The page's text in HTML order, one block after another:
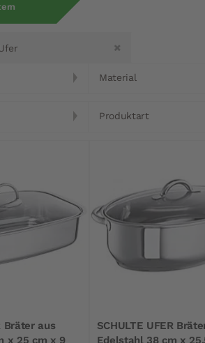
Material
Produktart
Bräter aus
x 25 cm x 9
SCHULTE UFER
Edelstahl 38 cm x